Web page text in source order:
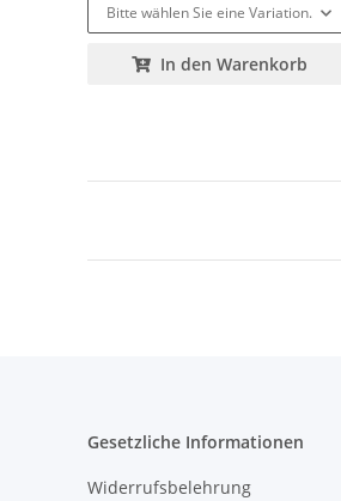
Bitte wählen Sie eine Variation.
In den Warenkorb
Gesetzliche Informationen
Widerrufsbelehrung